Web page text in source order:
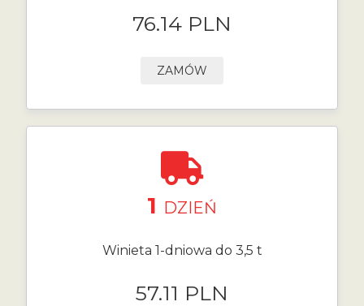
76.14 PLN
ZAMÓW
1 DZIEŃ
Winieta 1-dniowa do 3,5 t
57.11 PLN